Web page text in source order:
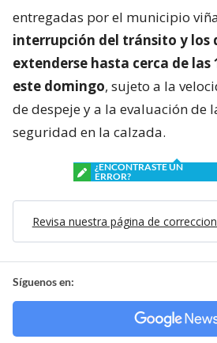
entregadas por el municipio
interrupción del tránsito y los
extenderse hasta cerca de las
este domingo, sujeto a la
de despeje y a la evaluación de
seguridad en la calzada.
¿ENCONTRASTE UN
ERROR?
Revisa nuestra página de
Síguenos en: